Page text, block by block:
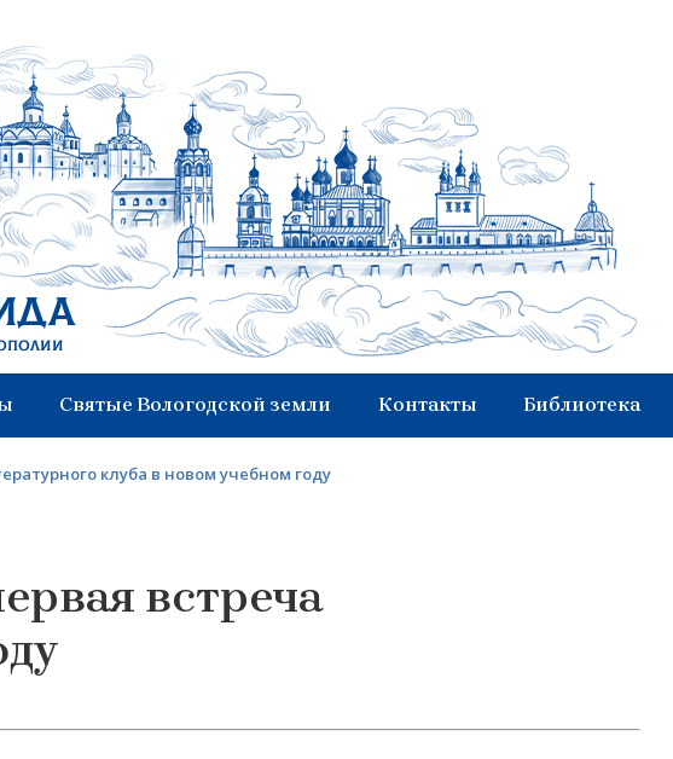
Святые Вологодской земли Контакты Библиотека
клуба в новом учебном году
встреча